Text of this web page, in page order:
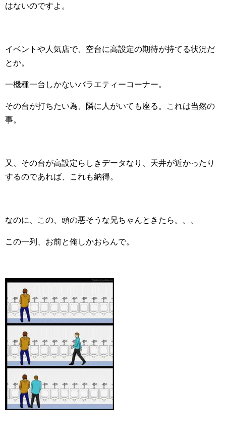
はないのですよ。
イベントや人気店で、空台に高設定の期待が持てる状況だ
とか。
一機種一台しかないバラエティーコーナー。
その台が打ちたい為、隣に人がいても座る。これは当然の
事。
又、その台が高設定らしきデータなり、天井が近かったり
するのであれば、これも納得。
なのに、この、頭の悪そうな兄ちゃんときたら。。。
この一列、お前と俺しかおらんで。